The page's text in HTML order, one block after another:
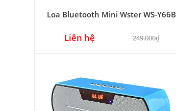
Loa Bluetooth Mini Wster WS-Y66B
Liên hệ 249.000₫